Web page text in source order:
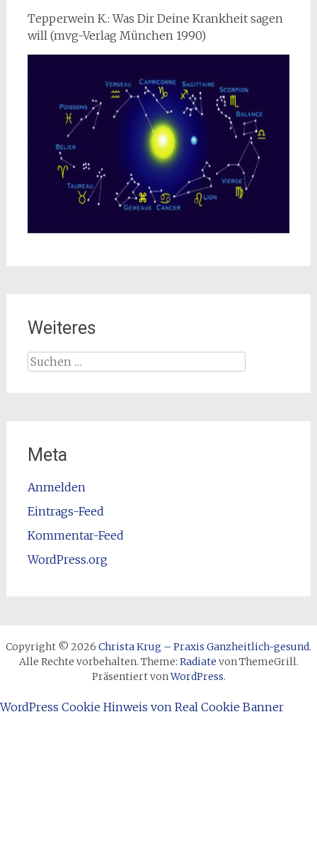
Tepperwein K.: Was Dir Deine Krankheit sagen
will (mvg-Verlag München 1990)
Weiteres
Suchen
Meta
Anmelden
Eintrags-Feed
Kommentar-Feed
WordPress.org
Copyright © 2026 Christa Krug – Praxis Ganzheitlich-gesund.
Alle Rechte vorbehalten. Theme: Radiate von ThemeGrill.
Präsentiert vonWordPress.
WordPress Cookie Hinweis von Real Cookie Banner